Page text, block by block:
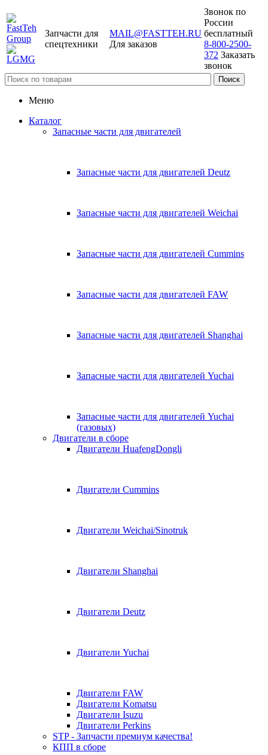
Запчасти для
спецтехники
MAIL@FASTTEH.RU
Для заказов
Звонок по
России
бесплатный
8-800-2500-
372 Заказать
звонок
Меню
Каталог
Запасные части для двигателей
Запасные части для двигателей Deutz
Запасные части для двигателей Weichai
Запасные части для двигателей Cummins
Запасные части для двигателей FAW
Запасные части для двигателей Shanghai
Запасные части для двигателей Yuchai
Запасные части для двигателей Yuchai
(газовых)
Двигатели в сборе
Двигатели HuafengDongli
Двигатели Cummins
Двигатели Weichai/Sinotruk
Двигатели Shanghai
Двигатели Deutz
Двигатели Yuchai
Двигатели FAW
Двигатели Komatsu
Двигатели Isuzu
Двигатели Perkins
STP - Запчасти премиум качества!
КПП в сборе